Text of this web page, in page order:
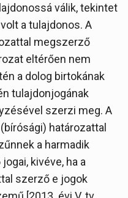
válik, tekintet
a tulajdonos. A
megszerző
eltérően nem
a dolog birtokának
tulajdonjogának
szerzi meg. A
határozattal
a harmadik
kivéve, ha a
szerző e jogok